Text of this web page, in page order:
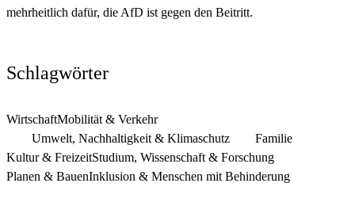
mehrheitlich dafür, die AfD ist gegen den Beitritt.
Schlagwörter
WirtschaftMobilität & Verkehr
Umwelt, Nachhaltigkeit & Klimaschutz
Familie
Kultur & FreizeitStudium, Wissenschaft & Forschung
Planen & BauenInklusion & Menschen mit Behinderung